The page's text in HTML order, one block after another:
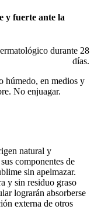
y fuerte ante la
durante 28
días.
húmedo, en medios y
No enjuagar.
natural y
componentes de
sin apelmazar.
y sin residuo graso
lograrán absorberse
externa de otros